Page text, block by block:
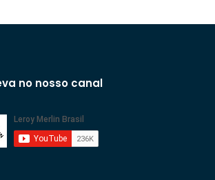
no nosso canal